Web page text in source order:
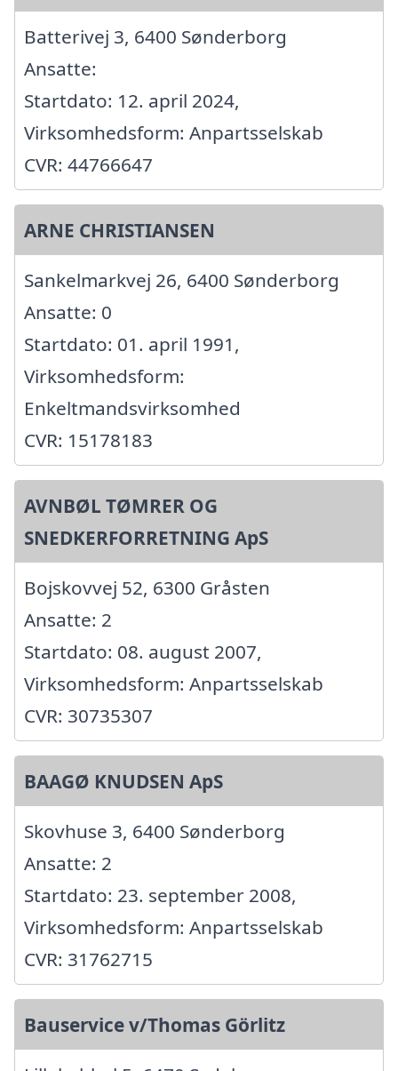
Batterivej 3, 6400 Sønderborg
Ansatte:
Startdato: 12. april 2024,
Virksomhedsform: Anpartsselskab
CVR: 44766647
ARNE CHRISTIANSEN
Sankelmarkvej 26, 6400 Sønderborg
Ansatte: 0
Startdato: 01. april 1991,
Virksomhedsform:
Enkeltmandsvirksomhed
CVR: 15178183
AVNBØL TØMRER OG
SNEDKERFORRETNING ApS
Bojskovvej 52, 6300 Gråsten
Ansatte: 2
Startdato: 08. august 2007,
Virksomhedsform: Anpartsselskab
CVR: 30735307
BAAGØ KNUDSEN ApS
Skovhuse 3, 6400 Sønderborg
Ansatte: 2
Startdato: 23. september 2008,
Virksomhedsform: Anpartsselskab
CVR: 31762715
Bauservice v/Thomas Görlitz